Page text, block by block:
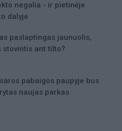
negalia - ir pietinėje
dalyje
paslaptingas jaunuolis,
stovintis ant tilto?
pabaigos paupyje bus
naujas parkas